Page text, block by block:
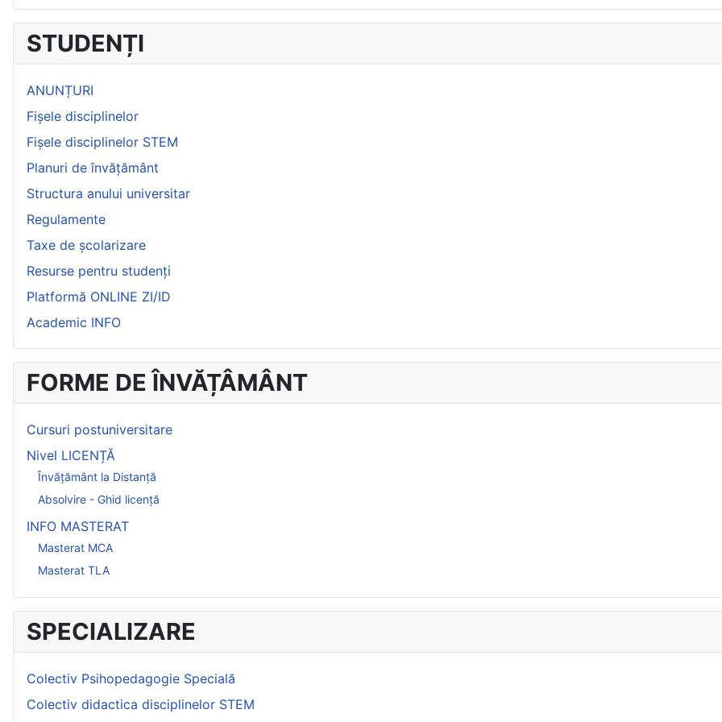
STUDENȚI
ANUNȚURI
Fișele disciplinelor
Fișele disciplinelor STEM
Planuri de învățământ
Structura anului universitar
Regulamente
Taxe de școlarizare
Resurse pentru studenți
Platformă ONLINE ZI/ID
Academic INFO
FORME DE ÎNVĂȚÂMÂNT
Cursuri postuniversitare
Nivel LICENȚĂ
Învățământ la Distanță
Absolvire - Ghid licență
INFO MASTERAT
Masterat MCA
Masterat TLA
SPECIALIZARE
Colectiv Psihopedagogie Specială
Colectiv didactica disciplinelor STEM